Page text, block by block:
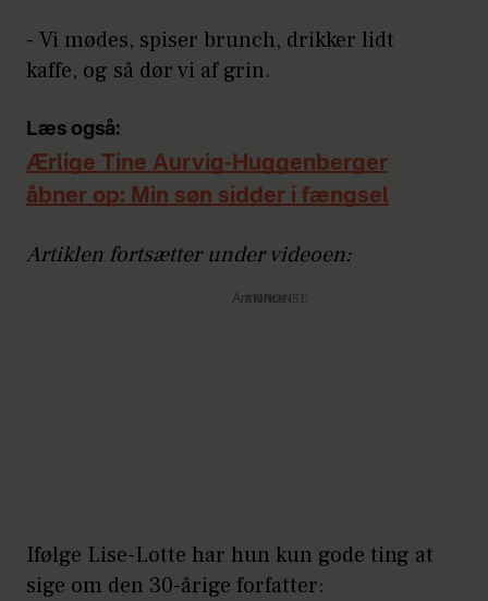
- Vi mødes, spiser brunch, drikker lidt
kaffe, og så dør vi af grin.
Læs også:
Ærlige Tine Aurvig-Huggenberger
åbner op: Min søn sidder i fængsel
Artiklen fortsætter under videoen:
Annonce
Ifølge Lise-Lotte har hun kun gode ting at
sige om den 30-årige forfatter: